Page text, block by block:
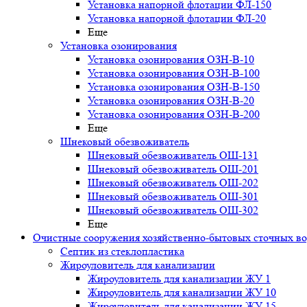
Установка напорной флотации ФЛ-150
Установка напорной флотации ФЛ-20
Еще
Установка озонирования
Установка озонирования ОЗН-В-10
Установка озонирования ОЗН-В-100
Установка озонирования ОЗН-В-150
Установка озонирования ОЗН-В-20
Установка озонирования ОЗН-В-200
Еще
Шнековый обезвоживатель
Шнековый обезвоживатель ОШ-131
Шнековый обезвоживатель ОШ-201
Шнековый обезвоживатель ОШ-202
Шнековый обезвоживатель ОШ-301
Шнековый обезвоживатель ОШ-302
Еще
Очистные сооружения хозяйственно-бытовых сточных
Септик из стеклопластика
Жироуловитель для канализации
Жироуловитель для канализации ЖУ 1
Жироуловитель для канализации ЖУ 10